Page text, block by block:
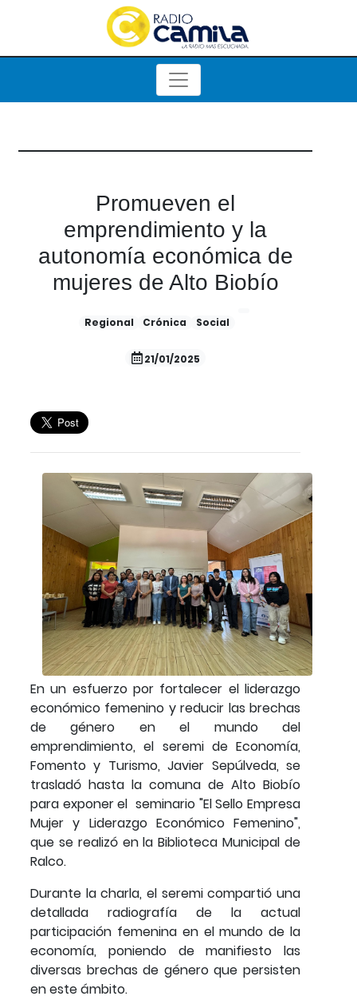
Promueven el
emprendimiento y la
autonomía económica de
mujeres de Alto Biobío
Regional Crónica Social
21/01/2025
En un esfuerzo por fortalecer el liderazgo
económico femenino y reducir las brechas
de género en el mundo del
emprendimiento, el seremi de Economía,
Fomento y Turismo, Javier Sepúlveda, se
trasladó hasta la comuna de Alto Biobío
para exponer el seminario "El Sello Empresa
Mujer y Liderazgo Económico Femenino",
que se realizó en la Biblioteca Municipal de
Ralco.
Durante la charla, el seremi compartió una
detallada radiografía de la actual
participación femenina en el mundo de la
economía, poniendo de manifiesto las
diversas brechas de género que persisten
en este ámbito.